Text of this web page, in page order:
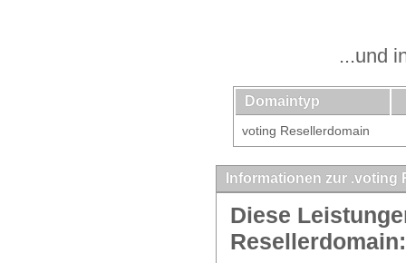
...und
Domaintyp
voting Resellerdomain
Informationen zur .voting
Diese
Resellerdomain: